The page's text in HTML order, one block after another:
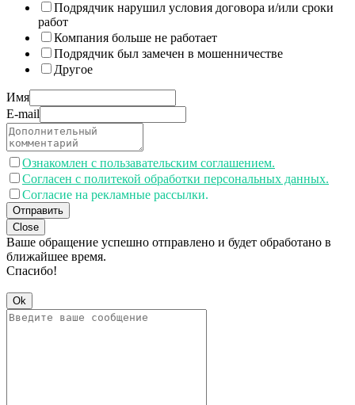
Подрядчик нарушил условия договора и/или сроки
работ
Компания больше не работает
Подрядчик был замечен в мошенничестве
Другое
Имя
E-mail
Ознакомлен с пользавательским соглашением.
Согласен с политекой обработки персональных данных.
Согласие на рекламные рассылки.
Отправить
Close
Ваше обращение успешно отправлено и будет обработано в
ближайшее время.
Спасибо!
Ok